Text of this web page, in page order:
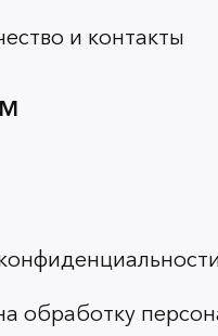
и контакты
обработку